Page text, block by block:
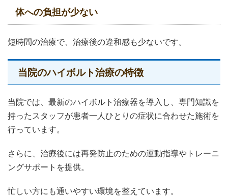
体への負担が少ない
短時間の治療で、治療後の違和感も少ないです。
当院のハイボルト治療の特徴
当院では、最新のハイボルト治療器を導入し、専門知識を
持ったスタッフが患者一人ひとりの症状に合わせた施術を
行っています。
さらに、治療後には再発防止のための運動指導やトレーニ
ングサポートを提供。
忙しい方にも通いやすい環境を整えています。